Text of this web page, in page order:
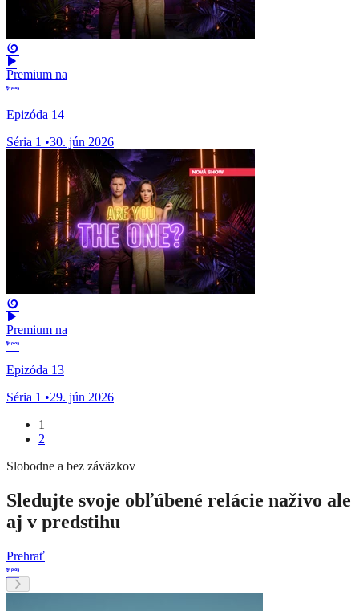
Premium na
Epizóda 14
Séria 1 •30. jún 2026
Premium na
Epizóda 13
Séria 1 •29. jún 2026
1
2
Slobodne a bez záväzkov
Sledujte svoje obľúbené relácie naživo ale
aj v predstihu
Prehrať